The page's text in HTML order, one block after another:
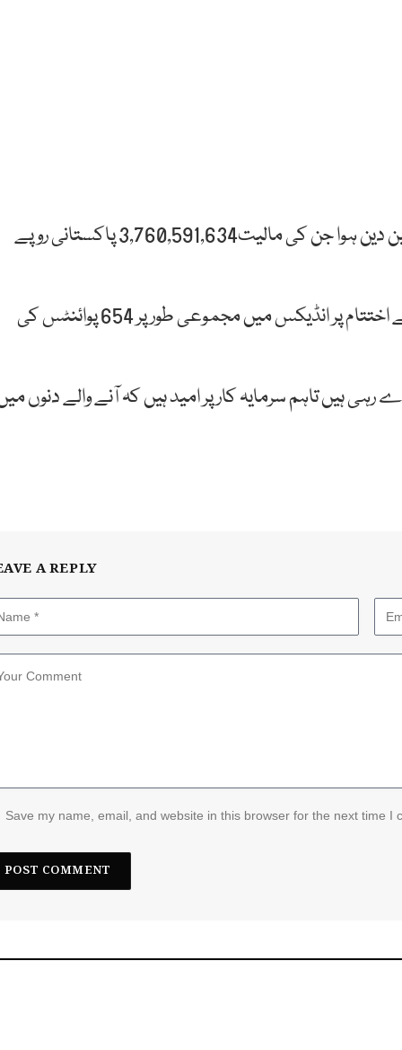
منگل کے روز مجموعی طور پر 106,950,070 شیئرز کا لین دین ہوا جن کی مالیت3,760,591,634 پاکستانی روپے
گزشتہ روز بھی مارکیٹ میں مندی کا رحجان رہا اور دن کے اختتام پر انڈیکس میں مجموعی طور پر 654 پوائنٹس کی
ہیں تاہم سرمایہ کار پر امید ہیں کہ آنے والے دنوں
A REPLY
Save my name, email, and website in this browser for the next time I